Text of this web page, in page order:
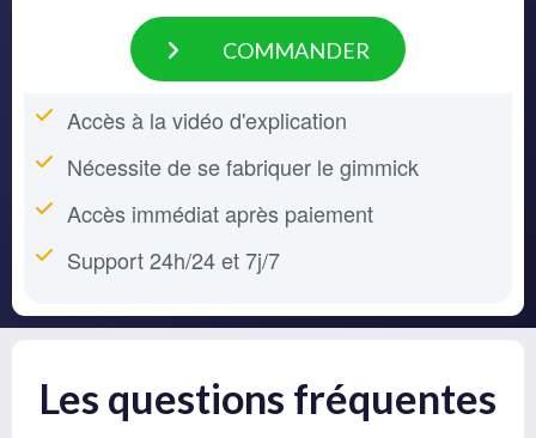
COMMANDER
Accès à la vidéo d'explication
Nécessite de se fabriquer le gimmick
Accès immédiat après paiement
Support 24h/24 et 7j/7
Les questions fréquentes